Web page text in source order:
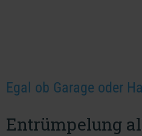
Egal ob Garage oder
Entrümpelung